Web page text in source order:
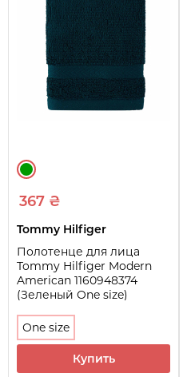
367 ₴
Tommy Hilfiger
Полотенце для лица
Tommy Hilfiger Modern
American 1160948374
(Зеленый One size)
One size
Купить